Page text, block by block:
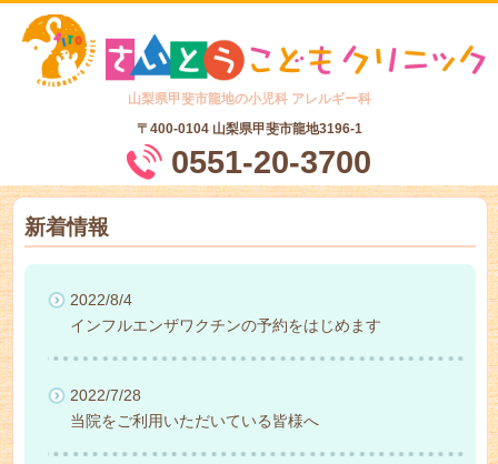
山梨県甲斐市龍地の小児科 アレルギー科
〒400-0104 山梨県甲斐市龍地3196-1
0551-20-3700
新着情報
2022/8/4
インフルエンザワクチンの予約をはじめます
2022/7/28
当院をご利用いただいている皆様へ